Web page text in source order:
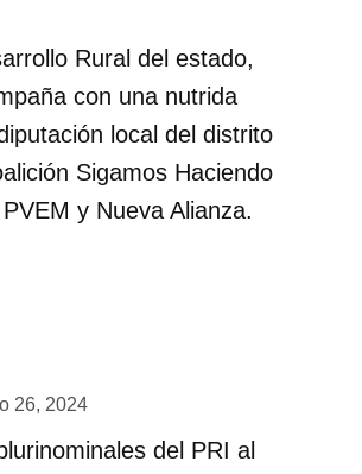
Rural del estado,
con una nutrida
local del distrito
Sigamos Haciendo
y Nueva Alianza.
26, 2024
del PRI al